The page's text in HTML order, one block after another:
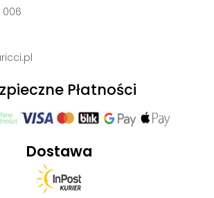
006
Płatności
Dostawa